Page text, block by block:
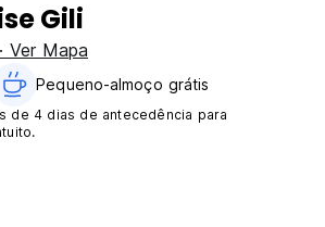
Gili
Ver Mapa
Pequeno-almoço grátis
de 4 dias de antecedência para